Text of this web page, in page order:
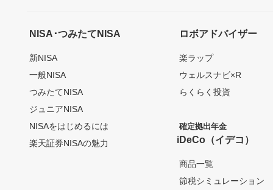
NISA･つみたてNISA
新NISA
一般NISA
つみたてNISA
ジュニアNISA
NISAをはじめるには
楽天証券NISAの魅力
ロボアドバイザー
楽ラップ
ウェルスナビ×R
らくらく投資
確定拠出年金
iDeCo（イデコ）
商品一覧
節税シミュレーション